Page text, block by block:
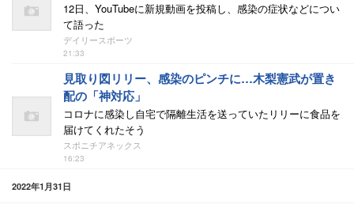
12日、YouTubeに新規動画を投稿し、感染の症状などについ
て語った
デイリースポーツ
21:33
見取り図リリー、感染のピンチに…木梨憲武が置き
配の「神対応」
コロナに感染し自宅で隔離生活を送っていたリリーに食品を
届けてくれたそう
スポニチアネックス
16:23
2022年1月31日